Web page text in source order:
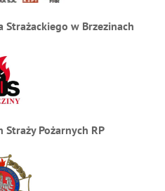
w Brzezinach
Pożarnych RP